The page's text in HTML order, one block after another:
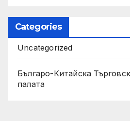
Categories
Uncategorized
Българо-Китайска
палaта